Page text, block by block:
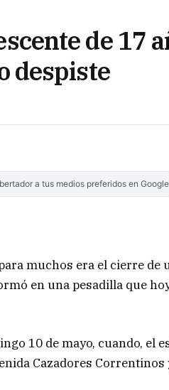
de 17
despiste
a tus medios preferidos en Google
muchos era el cierre de
en una pesadilla que
10 de mayo, cuando, el
Cazadores Correntinos